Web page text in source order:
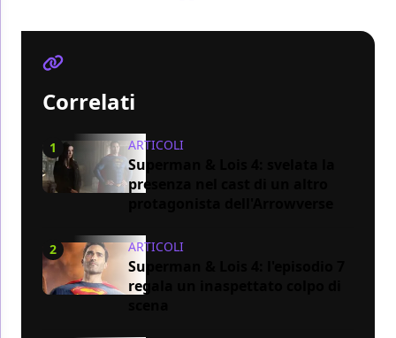
Correlati
1 ARTICOLI
Superman & Lois 4: svelata la
presenza nel cast di un altro
2 ARTICOLI
Superman & Lois 4: l'episodio 7
regala un inaspettato colpo di